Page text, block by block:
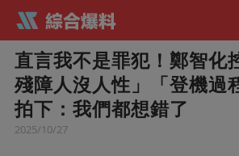
直言我不是罪犯！鄭智化
殘障人沒人性」「登機過
拍下：我們都想錯了
2025/10/27